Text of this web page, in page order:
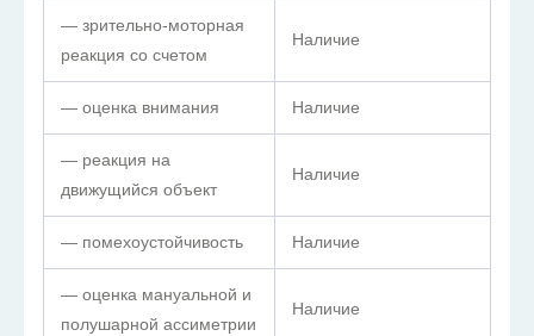
— зрительно-моторная
реакция со счетом
Наличие
— оценка внимания Наличие
— реакция на
движущийся объект
Наличие
— помехоустойчивость Наличие
— оценка мануальной и
полушарной ассиметрии
Наличие